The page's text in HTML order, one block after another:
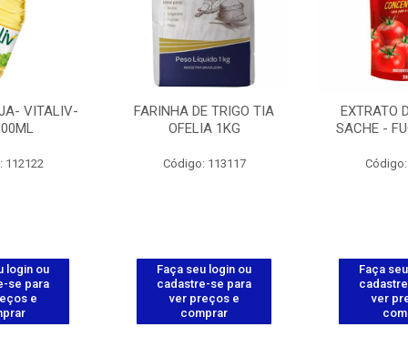
VITALIV-
112122
login ou
se para
e
FARINHA DE TRIGO TIA
OFELIA 1KG
Código: 113117
Faça seu login ou
cadastre-se para
ver preços e
comprar
EXTRATO
SACHE -
Faça
ver